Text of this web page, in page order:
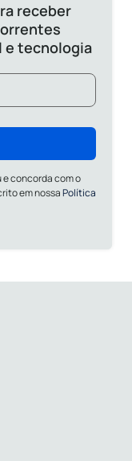
receber
e tecnologia
e concorda com o
em nossaPolítica